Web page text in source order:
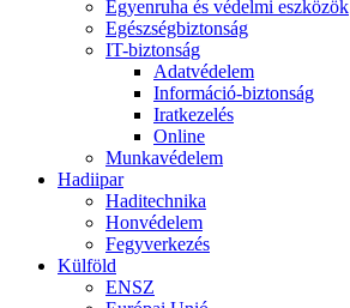
Egyenruha és védelmi eszközök
Egészségbiztonság
IT-biztonság
Adatvédelem
Információ-biztonság
Iratkezelés
Online
Munkavédelem
Hadiipar
Haditechnika
Honvédelem
Fegyverkezés
Külföld
ENSZ